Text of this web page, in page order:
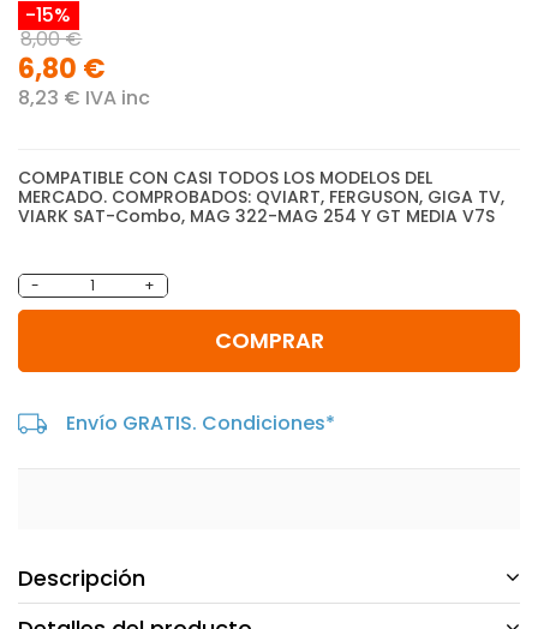
-15%
8,00 €
6,80 €
8,23 € IVA inc
COMPATIBLE CON CASI TODOS LOS MODELOS DEL
MERCADO. COMPROBADOS: QVIART, FERGUSON, GIGA TV,
VIARK SAT-Combo, MAG 322-MAG 254 Y GT MEDIA V7S
- +
COMPRAR
Envío GRATIS. Condiciones*
Descripción